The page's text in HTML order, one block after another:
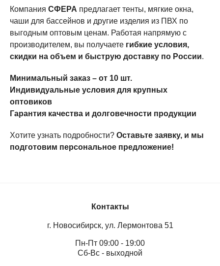
Компания СФЕРА предлагает тенты, мягкие окна,
чаши для бассейнов и другие изделия из ПВХ по
выгодным оптовым ценам. Работая напрямую с
производителем, вы получаете гибкие условия,
скидки на объем и быструю доставку по России.
Минимальный заказ – от 10 шт.
Индивидуальные условия для крупных
оптовиков
Гарантия качества и долговечности продукции
Хотите узнать подробности? Оставьте заявку, и мы
подготовим персональное предложение!
Контакты
г. Новосибирск, ул. Лермонтова 51
Пн-Пт 09:00 - 19:00
Сб-Вс - выходной